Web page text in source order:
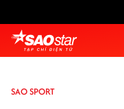
SAO SPORT